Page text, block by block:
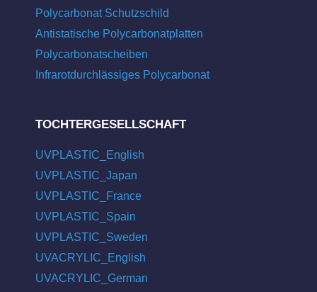
Polycarbonat Schutzschild
Antistatische Polycarbonatplatten
Polycarbonatscheiben
Infrarotdurchlässiges Polycarbonat
TOCHTERGESELLSCHAFT
UVPLASTIC_English
UVPLASTIC_Japan
UVPLASTIC_France
UVPLASTIC_Spain
UVPLASTIC_Sweden
UVACRYLIC_English
UVACRYLIC_German